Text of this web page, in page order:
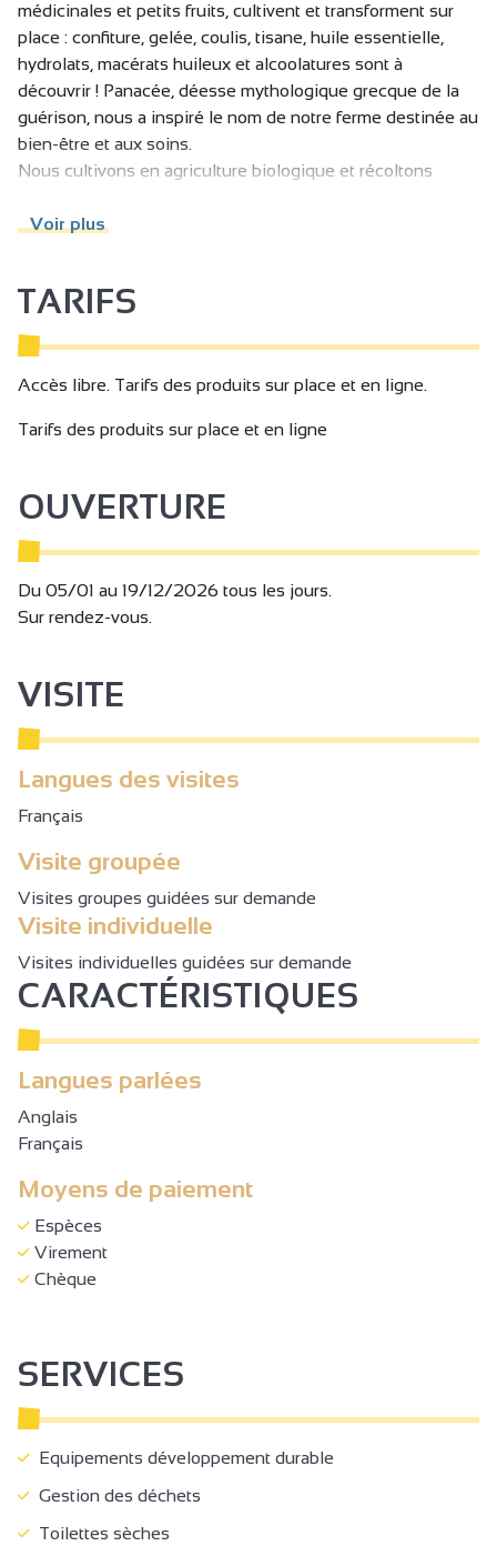
médicinales et petits fruits, cultivent et transforment sur
place : confiture, gelée, coulis, tisane, huile essentielle,
hydrolats, macérats huileux et alcoolatures sont à
découvrir ! Panacée, déesse mythologique grecque de la
guérison, nous a inspiré le nom de notre ferme destinée au
bien-être et aux soins.
Nous cultivons en agriculture biologique et récoltons
parcelles. Le reste est cueilli avec modération sur des
ferme. Notre gamme de produits est évolutive et varie en
fonction de la ressource.
Voir plus
TARIFS
Accès libre. Tarifs des produits sur place et en ligne.
Tarifs des produits sur place et en ligne
OUVERTURE
Du 05/01 au 19/12/2026 tous les jours.
Sur rendez-vous.
VISITE
Langues des visites
Français
Visite groupée
Visites groupes guidées sur demande
Visite individuelle
Visites individuelles guidées sur demande
CARACTÉRISTIQUES
Langues parlées
Anglais
Français
Moyens de paiement
Espèces
Virement
Chèque
SERVICES
Equipements développement durable
Gestion des déchets
Toilettes sèches